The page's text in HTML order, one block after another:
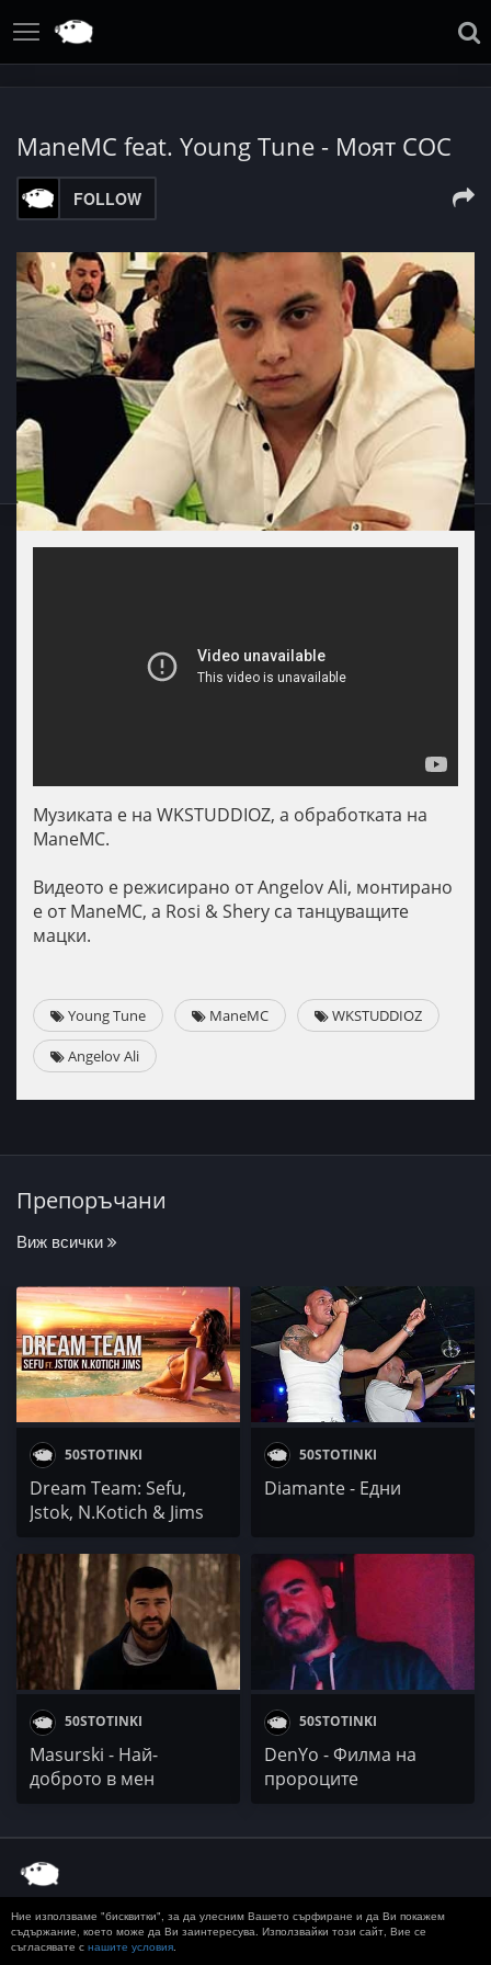
ManeMC fеаt. Young Tune - Моят СОС
FOLLOW
Музиката е на WKSTUDDIOZ, а обработката на
ManeMC.
Видеото е режисирано от Angelov Ali, монтирано
е от ManeMC, а Rosi & Shery са танцуващите
мацки.
Young Tune ManeMC WKSTUDDIOZ
Angelov Ali
Препоръчани
Виж всички
50STOTINKI
Dream Team: Sefu,
Jstok, N.Kotich & Jims
50STOTINKI
Diamante - Едни
50STOTINKI
Masurski - Най-
доброто в мен
50STOTINKI
DenYo - Филма на
пророците
© 2020 50 STOTINKI КОНТАКТ
ЗА РЕКЛАМА
ДОСТАВКА, ЗАПЛАЩАНЕ И ВРЪЩАНЕ
Ние използваме "бисквитки", за да улесним Вашето сърфиране и да Ви покажем
съдържание, което може да Ви заинтересува. Използвайки този сайт, Вие се
съгласявате с нашите условия.